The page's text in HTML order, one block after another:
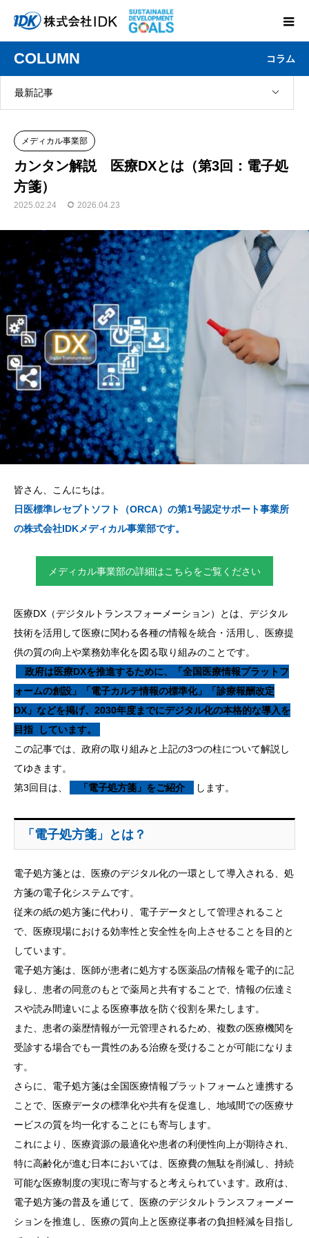
COLUMN コラム
最新記事
メディカル事業部
カンタン解説 医療DXとは（第3回：電子処
方箋）
2025.02.24 2026.04.23
皆さん、こんにちは。
日医標準レセプトソフト（ORCA）の第1号認定サポート事業所
の株式会社IDKメディカル事業部です。
メディカル事業部の詳細はこちらをご覧ください
医療DX（デジタルトランスフォーメーション）とは、デジタル
技術を活用して医療に関わる各種の情報を統合・活用し、医療提
供の質の向上や業務効率化を図る取り組みのことです。
政府は医療DXを推進するために、「全国医療情報プラットフ
ォームの創設」「電子カルテ情報の標準化」「診療報酬改定
DX」などを掲げ、2030年度までにデジタル化の本格的な導入を
目指
しています。
この記事では、政府の取り組みと上記の3つの柱について解説し
てゆきます。
第3回目は、
「電子処方箋」をご紹介 します。
「電子処方箋」とは？
電子処方箋とは、医療のデジタル化の一環として導入される、処
方箋の電子化システムです。
従来の紙の処方箋に代わり、電子データとして管理されること
で、医療現場における効率性と安全性を向上させることを目的と
しています。
電子処方箋は、医師が患者に処方する医薬品の情報を電子的に記
録し、患者の同意のもとで薬局と共有することで、情報の伝達ミ
スや読み間違いによる医療事故を防ぐ役割を果たします。
また、患者の薬歴情報が一元管理されるため、複数の医療機関を
受診する場合でも一貫性のある治療を受けることが可能になりま
す。
さらに、電子処方箋は全国医療情報プラットフォームと連携する
ことで、医療データの標準化や共有を促進し、地域間での医療サ
ービスの質を均一化することにも寄与します。
これにより、医療資源の最適化や患者の利便性向上が期待され、
特に高齢化が進む日本においては、医療費の無駄を削減し、持続
可能な医療制度の実現に寄与すると考えられています。政府は、
電子処方箋の普及を通じて、医療のデジタルトランスフォーメー
ションを推進し、医療の質向上と医療従事者の負担軽減を目指し